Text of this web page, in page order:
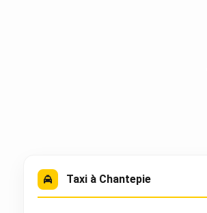
Taxi à Chantepie